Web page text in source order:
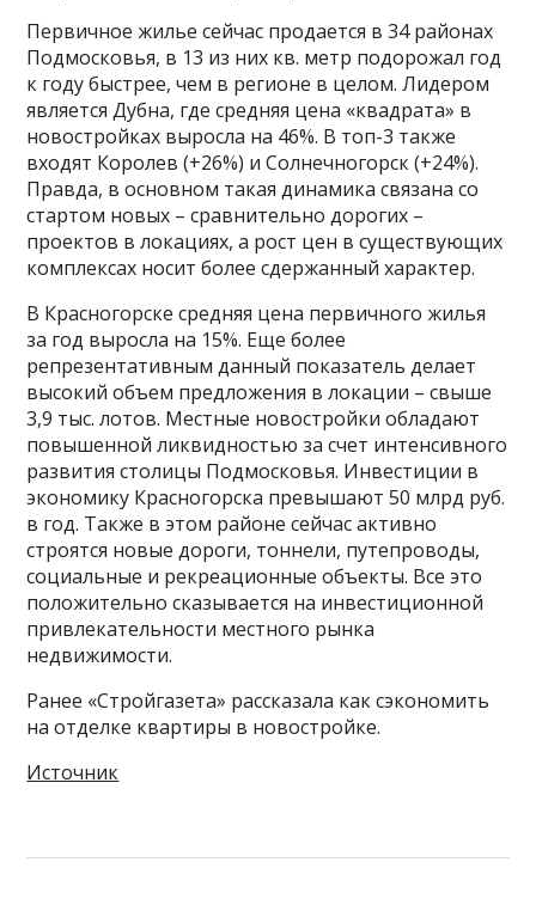
Первичное жилье сейчас продается в 34 районах
Подмосковья, в 13 из них кв. метр подорожал год
к году быстрее, чем в регионе в целом. Лидером
является Дубна, где средняя цена «квадрата» в
новостройках выросла на 46%. В топ-3 также
входят Королев (+26%) и Солнечногорск (+24%).
Правда, в основном такая динамика связана со
стартом новых – сравнительно дорогих –
проектов в локациях, а рост цен в существующих
комплексах носит более сдержанный характер.
В Красногорске средняя цена первичного жилья
за год выросла на 15%. Еще более
репрезентативным данный показатель делает
высокий объем предложения в локации – свыше
3,9 тыс. лотов. Местные новостройки обладают
повышенной ликвидностью за счет интенсивного
развития столицы Подмосковья. Инвестиции в
экономику Красногорска превышают 50 млрд руб.
в год. Также в этом районе сейчас активно
строятся новые дороги, тоннели, путепроводы,
социальные и рекреационные объекты. Все это
положительно сказывается на инвестиционной
привлекательности местного рынка
недвижимости.
Ранее «Стройгазета» рассказала как сэкономить
на отделке квартиры в новостройке.
Источник